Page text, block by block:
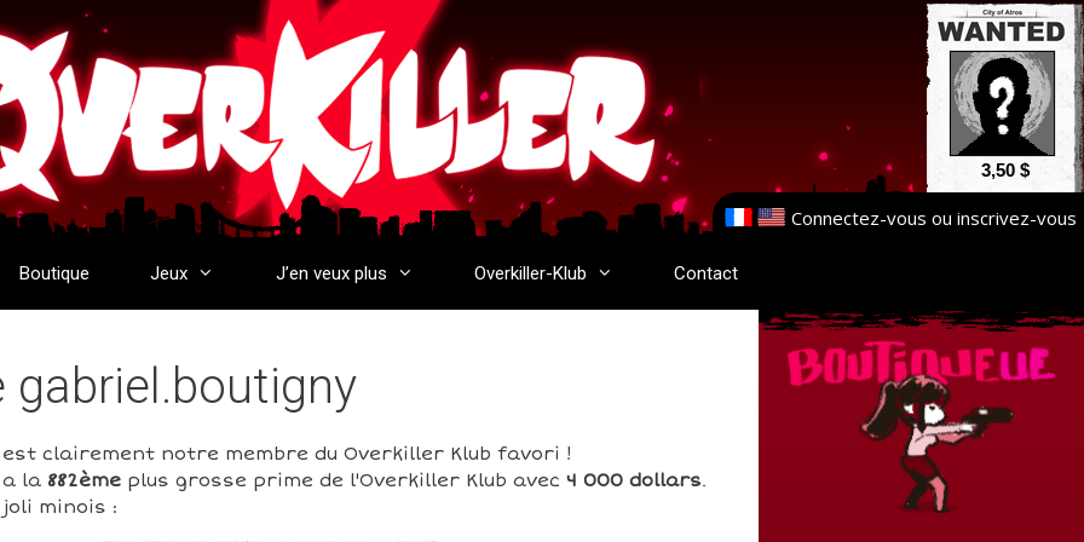
3,50 $
Connectez-vous ou inscrivez-vous
Boutique Jeux J’en veux plus Overkiller-Klub Contact
gabriel.boutigny
clairement notre membre du Overkiller Klub favori !
la 882èmeplus grosse prime de l'Overkiller Klub avec 4 000 dollars.
minois :